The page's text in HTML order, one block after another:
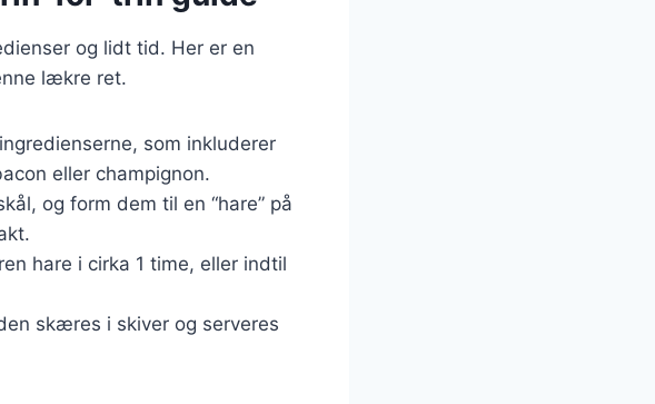
og lidt tid. Her er en
lækre ret.
som inkluderer
eller champignon.
og form dem til en “hare” på
hare i cirka 1 time, eller indtil
skæres i skiver og serveres